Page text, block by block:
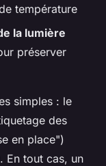
température
la lumière
préserver
simples : le
des
en place")
En tout cas, un